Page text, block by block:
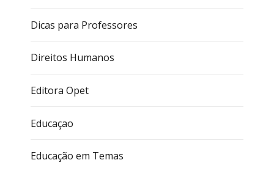
Dicas para Professores
Direitos Humanos
Editora Opet
Educaçao
Educação em Temas